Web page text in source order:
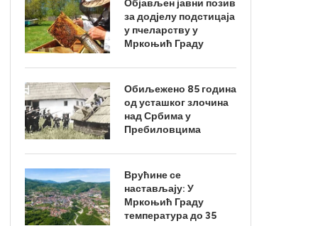
Објављен јавни позив
за додјелу подстицаја
у пчеларству у
Мркоњић Граду
Обиљежено 85 година
од усташког злочина
над Србима у
Пребиловцима
Врућине се
настављају: У
Мркоњић Граду
температура до 35